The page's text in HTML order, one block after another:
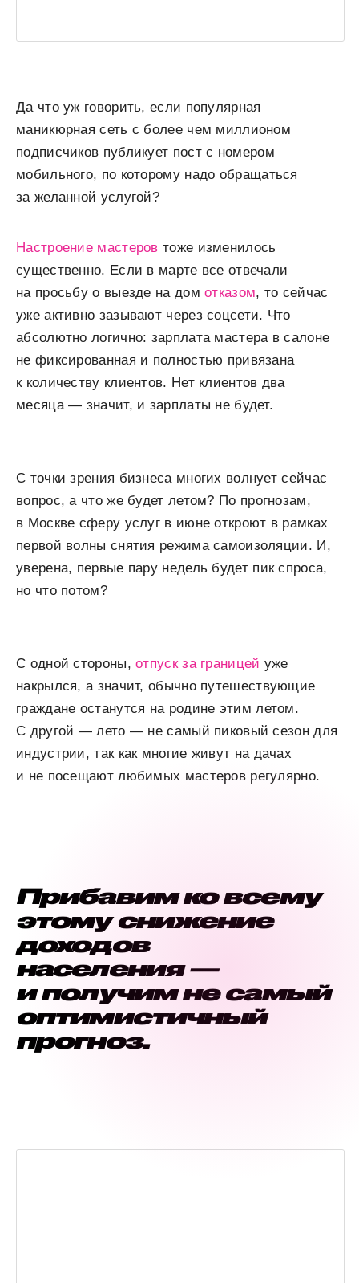
Да что уж говорить, если популярная
маникюрная сеть с более чем миллионом
подписчиков публикует пост с номером
мобильного, по которому надо обращаться
за желанной услугой?
Настроение мастеров тоже изменилось
существенно. Если в марте все отвечали
на просьбу о выезде на домотказом, то сейчас
уже активно зазывают через соцсети. Что
абсолютно логично: зарплата мастера в салоне
не фиксированная и полностью привязана
к количеству клиентов. Нет клиентов два
месяца — значит, и зарплаты не будет.
С точки зрения бизнеса многих волнует сейчас
вопрос, а что же будет летом? По прогнозам,
в Москве сферу услуг в июне откроют в рамках
первой волны снятия режима самоизоляции. И,
уверена, первые пару недель будет пик спроса,
но что потом?
С одной стороны,отпуск за границей уже
накрылся, а значит, обычно путешествующие
граждане останутся на родине этим летом.
С другой — лето — не самый пиковый сезон для
индустрии, так как многие живут на дачах
и не посещают любимых мастеров регулярно.
Прибавим ко всему
этому снижение
доходов
населения —
и получим не самый
оптимистичный
прогноз.